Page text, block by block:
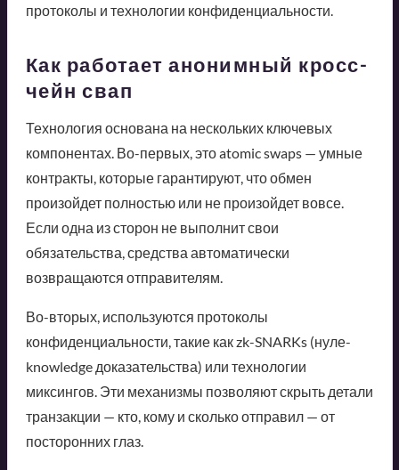
протоколы и технологии конфиденциальности.
Как работает анонимный кросс-
чейн свап
Технология основана на нескольких ключевых
компонентах. Во-первых, это atomic swaps — умные
контракты, которые гарантируют, что обмен
произойдет полностью или не произойдет вовсе.
Если одна из сторон не выполнит свои
обязательства, средства автоматически
возвращаются отправителям.
Во-вторых, используются протоколы
конфиденциальности, такие как zk-SNARKs (нуле-
knowledge доказательства) или технологии
миксингов. Эти механизмы позволяют скрыть детали
транзакции — кто, кому и сколько отправил — от
посторонних глаз.